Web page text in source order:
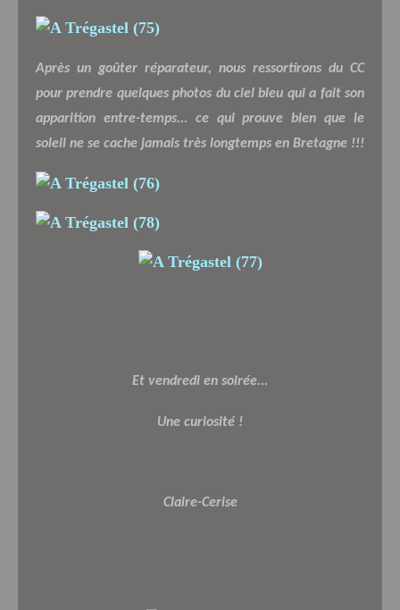
Après un goûter réparateur, nous ressortirons du CC
pour prendre quelques photos du ciel bleu qui a fait son
apparition entre-temps... ce qui prouve bien que le
soleil ne se cache jamais très longtemps en Bretagne !!!
Et vendredi en soirée...
Une curiosité !
Claire-Cerise